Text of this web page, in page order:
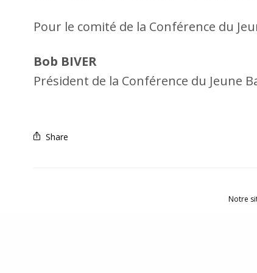
Pour le comité de la Conférence du
Bob BIVER
Président de la Conférence du Jeune
Share
Notre